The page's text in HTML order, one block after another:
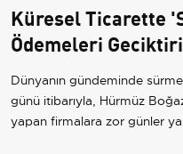
Küresel Ticarette
Ödemeleri
Dünyanın gündeminde
günü itibarıyla, Hürmüz
yapan firmalara zor günler